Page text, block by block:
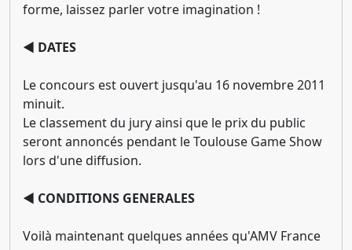
forme, laissez parler votre imagination !
◄ DATES
Le concours est ouvert jusqu'au 16 novembre 2011
minuit.
Le classement du jury ainsi que le prix du public
seront annoncés pendant le Toulouse Game Show
lors d'une diffusion.
◄ CONDITIONS GENERALES
Voilà maintenant quelques années qu'AMV France